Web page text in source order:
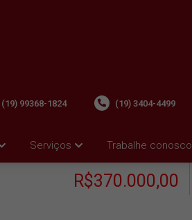
Serviços Trabalhe conosco
(19) 99368-1824 (19) 3404-4499
R$370.000,00